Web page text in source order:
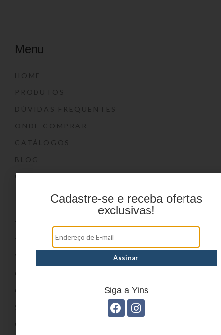
Menu
HOME
PRODUTOS
DÚVIDAS FREQUENTES
ONDE COMPRAR
CATÁLOGOS
BLOG
CONTATO
Marcas
YIN’S PAPER
Cadastre-se e receba ofertas
exclusivas!
Siga a Yins